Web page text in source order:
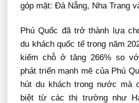
góp mặt: Đà Nẵng, Nha Trang
Phú Quốc đã trở thành lựa
du khách quốc tế trong năm
kiếm chỗ ở tăng 266% so
phát triển mạnh mẽ của Phú
hút du khách trong nước mà
biệt từ các thị trường như